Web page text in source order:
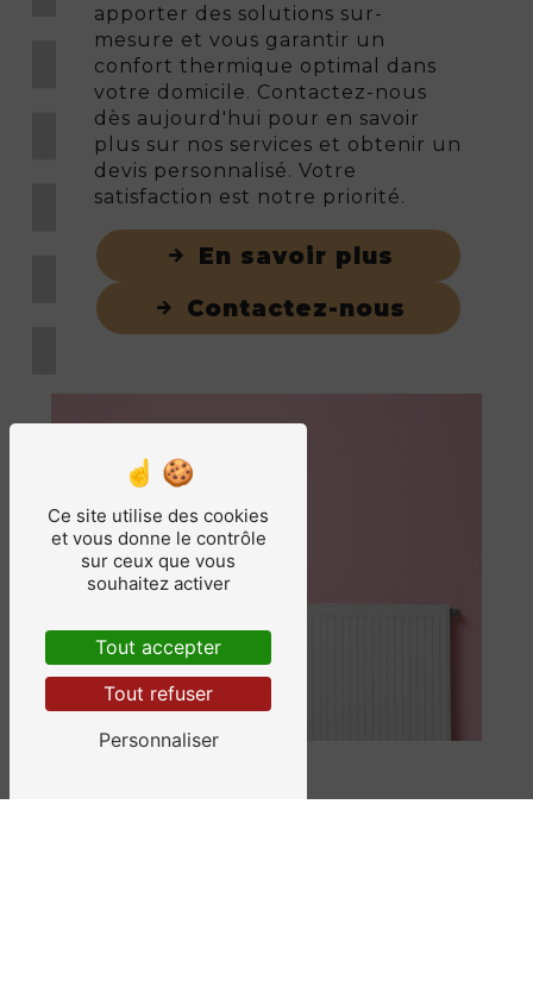
apporter des solutions sur-
mesure et vous garantir un
confort thermique optimal dans
votre domicile. Contactez-nous
dès aujourd'hui pour en savoir
plus sur nos services et obtenir un
devis personnalisé. Votre
satisfaction est notre priorité.
En savoir plus
Contactez-nous
Ce site utilise des cookies
et vous donne le contrôle
sur ceux que vous
souhaitez activer
Tout accepter
Tout refuser
Personnaliser